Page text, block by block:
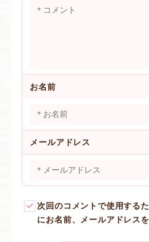
お名前
メールアドレス
次回のコメントで使用する
にお名前、メールアドレスを